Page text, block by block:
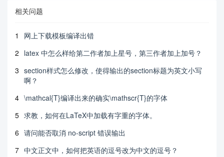
相关问题
1
网上下载模板编译出错
2 latex 中怎么样给第二作者加上星号，第三作者加上加号？
3 section样式怎么修改，使得输出的section标题为英文小写
啊？
4 \mathcal{T}编译出来的确实\mathscr{T}的字体
5 求教，如何在LaTeX中加载有字重的字体。
6 请问能否取消 no-script 错误输出
7 中文正文中，如何把英语的逗号改为中文的逗号？